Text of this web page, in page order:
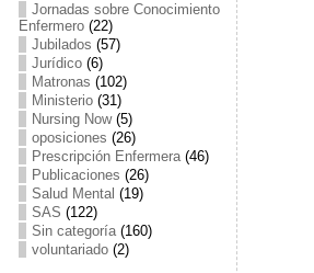
Jornadas sobre Conocimiento
Enfermero(22)
Jubilados (57)
Jurídico(6)
Matronas (102)
Ministerio(31)
Nursing Now(5)
oposiciones (26)
Prescripción Enfermera(46)
Publicaciones (26)
Salud Mental (19)
SAS (122)
Sin categoría(160)
voluntariado(2)